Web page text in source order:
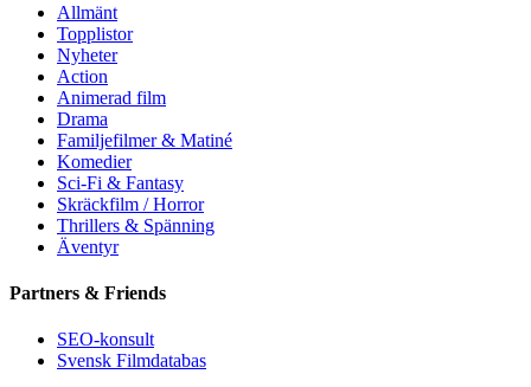
Allmänt
Topplistor
Nyheter
Action
Animerad film
Drama
Familjefilmer & Matiné
Komedier
Sci-Fi & Fantasy
Skräckfilm / Horror
Thrillers & Spänning
Äventyr
Partners & Friends
SEO-konsult
Svensk Filmdatabas